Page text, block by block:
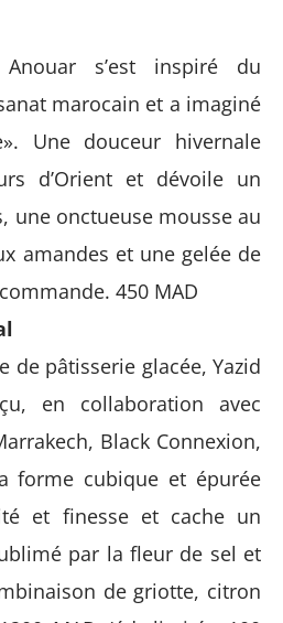
s’est inspiré du
marocain et a imaginé
Une douceur hivernale
d’Orient et dévoile un
une onctueuse mousse au
amandes et une gelée de
450 MAD
de pâtisserie glacée, Yazid
en collaboration avec
Black Connexion,
forme cubique et épurée
et finesse et cache un
par la fleur de sel et
de griotte, citron